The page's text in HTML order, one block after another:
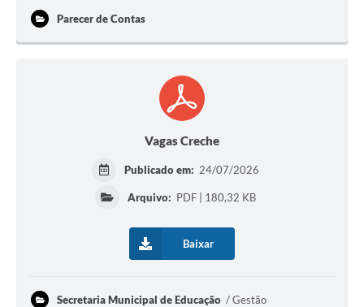
Parecer de Contas
Vagas Creche
Publicado em: 24/07/2026
Arquivo: PDF | 180,32 KB
Baixar
Secretaria Municipal de Educação Gestão